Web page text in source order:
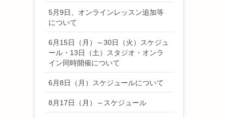
5月9日、オンラインレッスン追加等
について
6月15日（月）～30日（火）スケジュ
ール・13日（土）スタジオ・オンラ
イン同時開催について
6月8日（月）スケジュールについて
8月17日（月）～スケジュール